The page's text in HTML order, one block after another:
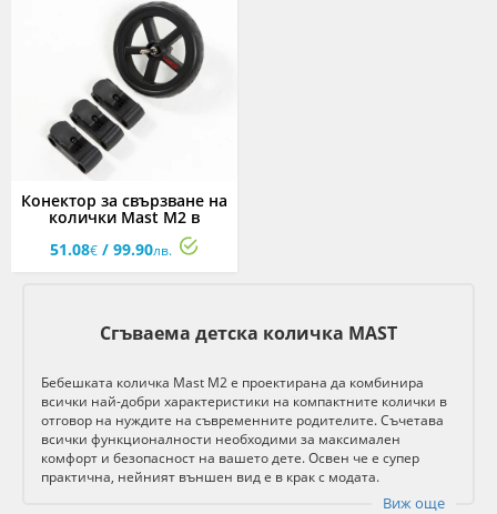
Конектор за свързване на
колички Mast M2 в
количка за близнаци
51.08€ / 99.90лв.
Сгъваема детска количка MAST
Бебешката количка Mast M2 е проектирана да комбинира
всички най-добри характеристики на компактните колички в
отговор на нуждите на съвременните родителите. Съчетава
всички функционалности необходими за максимален
комфорт и безопасност на вашето дете. Освен че е супер
практична, нейният външен вид е в крак с модата.
Виж още